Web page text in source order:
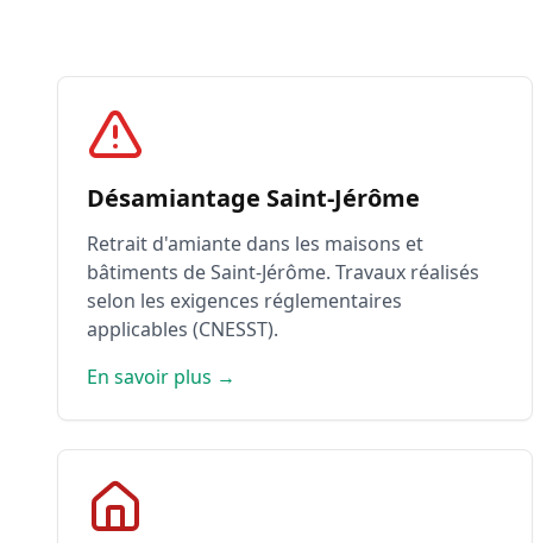
Désamiantage Saint-Jérôme
Retrait d'amiante dans les maisons et
bâtiments de Saint-Jérôme. Travaux réalisés
selon les exigences réglementaires
applicables (CNESST).
En savoir plus →